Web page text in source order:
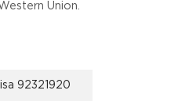
Union.
92321920